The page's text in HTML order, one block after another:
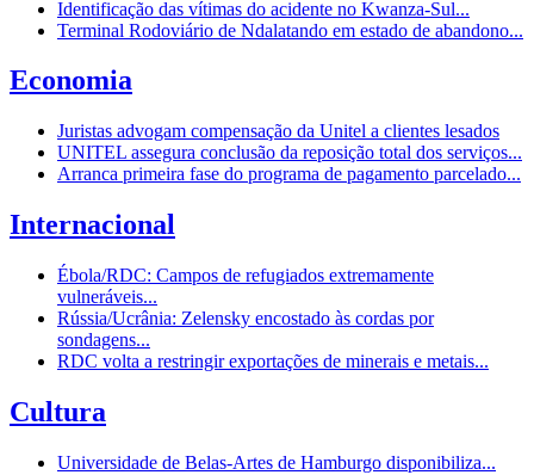
Identificação das vítimas do acidente no Kwanza-Sul...
Terminal Rodoviário de Ndalatando em estado de abandono...
Economia
Juristas advogam compensação da Unitel a clientes lesados
UNITEL assegura conclusão da reposição total dos serviços...
Arranca primeira fase do programa de pagamento parcelado...
Internacional
Ébola/RDC: Campos de refugiados extremamente
vulneráveis...
Rússia/Ucrânia: Zelensky encostado às cordas por
sondagens...
RDC volta a restringir exportações de minerais e metais...
Cultura
Universidade de Belas-Artes de Hamburgo disponibiliza...